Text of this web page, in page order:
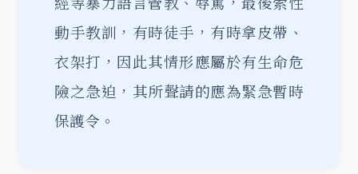
動手教訓，有時徒手，有時拿皮帶、
衣架打，因此其情形應屬於有生命危
險之急迫，其所聲請的應為緊急暫時
保護令。